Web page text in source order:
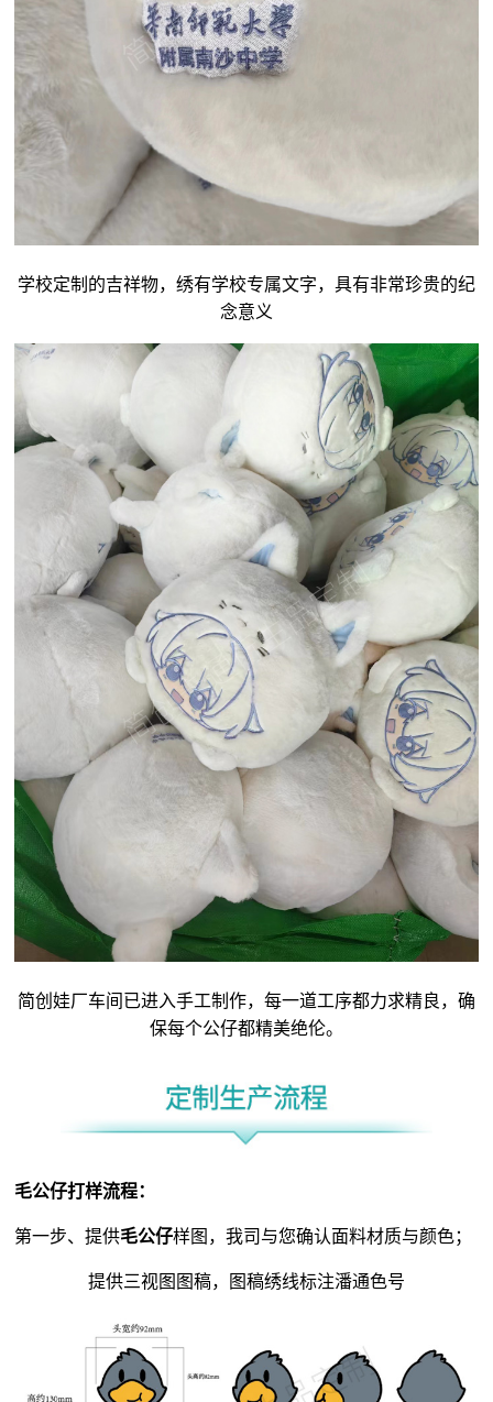
学校定制的吉祥物，绣有学校专属文字，具有非常珍贵的纪
念意义
简创娃厂车间已进入手工制作，每一道工序都力求精良，确
保每个公仔都精美绝伦。
毛公仔打样流程：
第一步、提供毛公仔样图，我司与您确认面料材质与颜色；
提供三视图图稿，图稿绣线标注潘通色号